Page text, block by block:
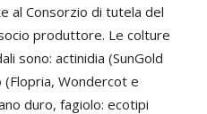
al Consorzio di tutela del
produttore. Le colture
sono: actinidia (SunGold
Wondercot e
duro, fagiolo: ecotipi